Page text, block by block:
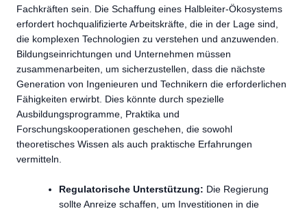
Fachkräften sein. Die Schaffung eines Halbleiter-Ökosystems
erfordert hochqualifizierte Arbeitskräfte, die in der Lage sind,
die komplexen Technologien zu verstehen und anzuwenden.
Bildungseinrichtungen und Unternehmen müssen
zusammenarbeiten, um sicherzustellen, dass die nächste
Generation von Ingenieuren und Technikern die erforderlichen
Fähigkeiten erwirbt. Dies könnte durch spezielle
Ausbildungsprogramme, Praktika und
Forschungskooperationen geschehen, die sowohl
theoretisches Wissen als auch praktische Erfahrungen
vermitteln.
Regulatorische Unterstützung: Die Regierung
sollte Anreize schaffen, um Investitionen in die